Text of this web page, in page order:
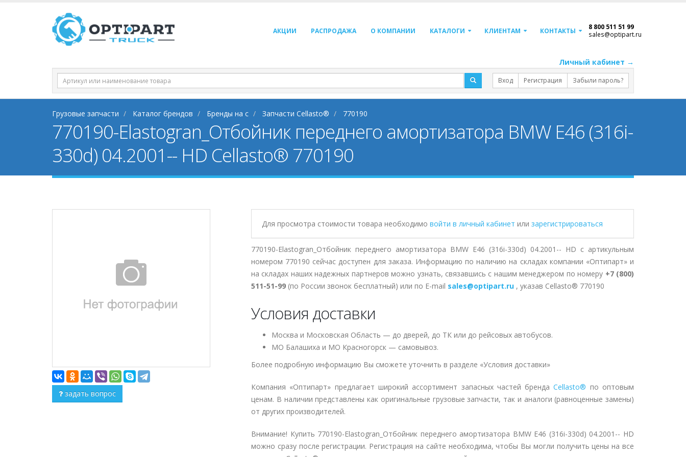
АКЦИИ РАСПРОДАЖА О КОМПАНИИ КАТАЛОГИ КЛИЕНТАМ КОНТАКТЫ 8 800 511 51 99
sales@optipart.ru
Личный кабинет →
Вход Регистрация Забыли пароль?
Грузовые запчасти Каталог брендов Бренды на c Запчасти Cellasto® 770190
770190-Elastogran_Отбойник переднего амортизатора BMW E46 (316i-
330d) 04.2001-- HD Cellasto® 770190
задать вопрос
Для просмотра стоимости товара необходимо войти в личный кабинет или зарегистрироваться
770190-Elastogran_Отбойник переднего амортизатора BMW E46 (316i-330d) 04.2001-- HD с артикульным
номером 770190 сейчас доступен для заказа. Информацию по наличию на складах компании «Оптипарт» и
на складах наших надежных партнеров можно узнать, связавшись с нашим менеджером по номеру +7 (800)
511-51-99 (по России звонок бесплатный) или по E-mail sales@optipart.ru , указав Cellasto® 770190
Условия доставки
Москва и Московская Область — до дверей, до ТК или до рейсовых автобусов.
МО Балашиха и МО Красногорск — самовывоз.
Более подробную информацию Вы сможете уточнить в разделе «Условия доставки»
Компания «Оптипарт» предлагает широкий ассортимент запасных частей брендаCellasto® по оптовым
ценам. В наличии представлены как оригинальные грузовые запчасти, так и аналоги (равноценные замены)
от других производителей.
Внимание! Купить 770190-Elastogran_Отбойник переднего амортизатора BMW E46 (316i-330d) 04.2001-- HD
можно сразу после регистрации. Регистрация на сайте необходима, чтобы Вы могли получить цены на все